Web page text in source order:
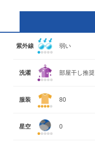
紫外線 弱い
洗濯 部屋干し推奨
服装 80
星空 0